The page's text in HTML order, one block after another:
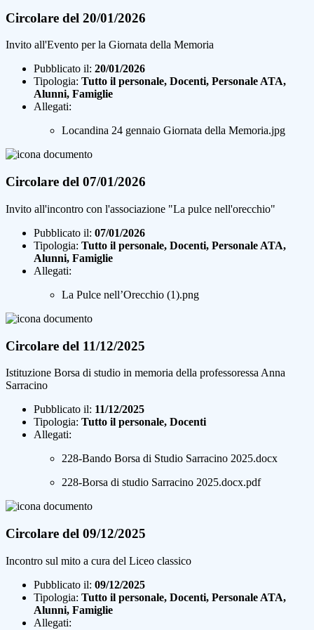
Circolare del 20/01/2026
Invito all'Evento per la Giornata della Memoria
Pubblicato il: 20/01/2026
Tipologia: Tutto il personale, Docenti, Personale ATA,
Alunni, Famiglie
Allegati:
Locandina 24 gennaio Giornata della Memoria.jpg
Circolare del 07/01/2026
Invito all'incontro con l'associazione "La pulce nell'orecchio"
Pubblicato il: 07/01/2026
Tipologia: Tutto il personale, Docenti, Personale ATA,
Alunni, Famiglie
Allegati:
La Pulce nell’Orecchio (1).png
Circolare del 11/12/2025
Istituzione Borsa di studio in memoria della professoressa Anna
Sarracino
Pubblicato il: 11/12/2025
Tipologia: Tutto il personale, Docenti
Allegati:
228-Bando Borsa di Studio Sarracino 2025.docx
228-Borsa di studio Sarracino 2025.docx.pdf
Circolare del 09/12/2025
Incontro sul mito a cura del Liceo classico
Pubblicato il: 09/12/2025
Tipologia: Tutto il personale, Docenti, Personale ATA,
Alunni, Famiglie
Allegati: